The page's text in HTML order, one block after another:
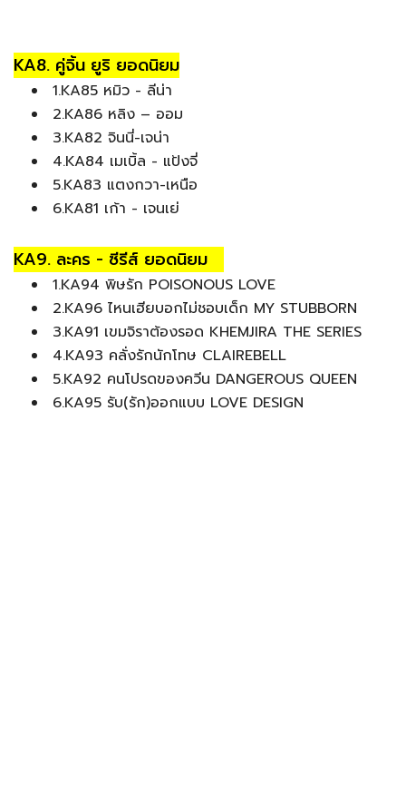
KA8. คู่จิ้น ยูริ ยอดนิยม
1.KA85 หมิว - ลีน่า
2.KA86 หลิง – ออม
3.KA82 จินนี่-เจน่า
4.KA84 เมเบิ้ล - แป้งจี่
5.KA83 แตงกวา-เหนือ
6.KA81 เก้า - เจนเย่
KA9. ละคร - ซีรีส์ ยอดนิยม
1.KA94 พิษรัก POISONOUS LOVE
2.KA96 ไหนเฮียบอกไม่ชอบเด็ก MY STUBBORN
3.KA91 เขมจิราต้องรอด KHEMJIRA THE SERIES
4.KA93 คลั่งรักนักโทษ CLAIREBELL
5.KA92 คนโปรดของควีน DANGEROUS QUEEN
6.KA95 รับ(รัก)ออกแบบ LOVE DESIGN